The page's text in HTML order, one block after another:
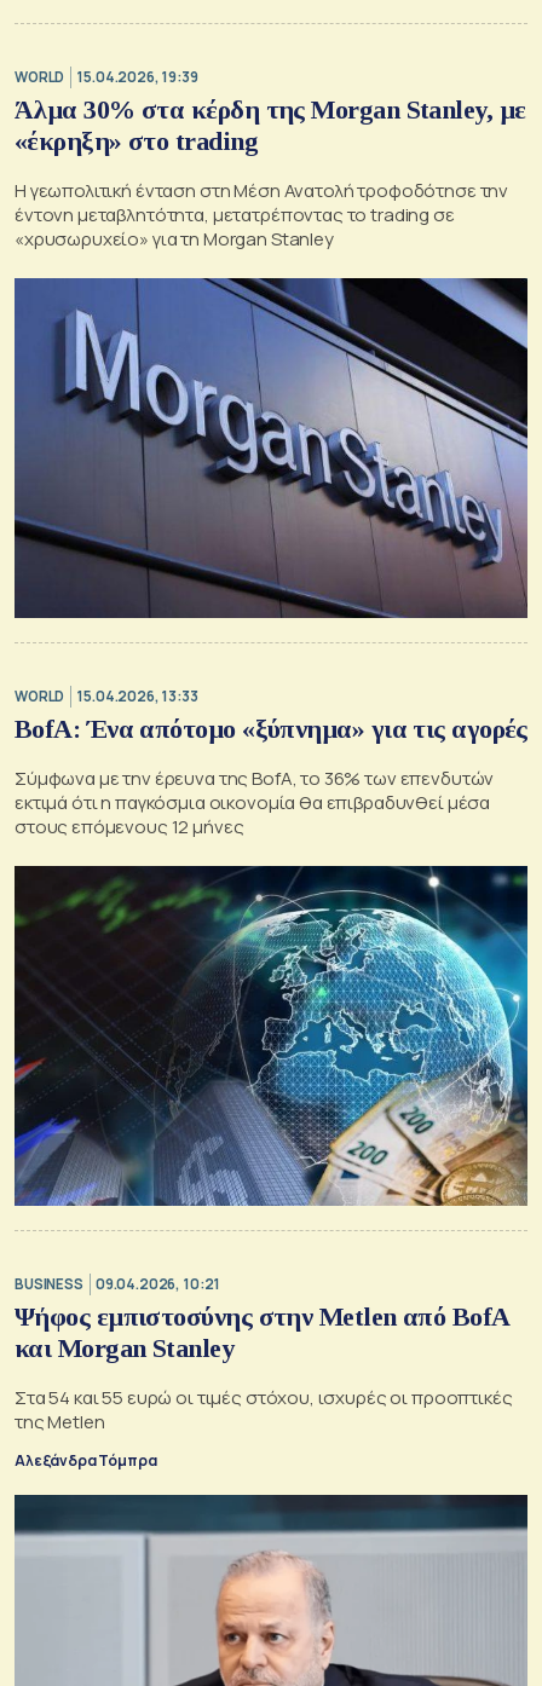
WORLD 15.04.2026, 19:39
Άλμα 30% στα κέρδη της Morgan Stanley, με
«έκρηξη» στο trading
Η γεωπολιτική ένταση στη Μέση Ανατολή τροφοδότησε την
έντονη μεταβλητότητα, μετατρέποντας το trading σε
«χρυσωρυχείο» για τη Morgan Stanley
WORLD 15.04.2026, 13:33
BofA: Ένα απότομο «ξύπνημα» για τις αγορές
Σύμφωνα με την έρευνα της BofA, το 36% των επενδυτών
εκτιμά ότι η παγκόσμια οικονομία θα επιβραδυνθεί μέσα
στους επόμενους 12 μήνες
BUSINESS 09.04.2026, 10:21
Ψήφος εμπιστοσύνης στην Metlen από BofA
και Morgan Stanley
Στα 54 και 55 ευρώ οι τιμές στόχου, ισχυρές οι προοπτικές
της Metlen
Αλεξάνδρα Τόμπρα